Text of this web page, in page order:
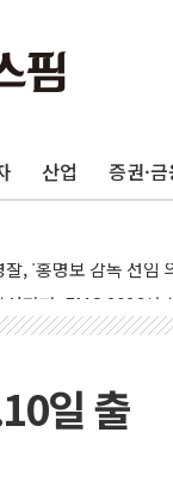
산업 증권·
더본코리아 홍콩반점, '
LGU+, 국내 IDaaS 최
내 최대 400MW 규모
카오, 'AI 수익화' 내년
성전자, FMS 2026서
하우시스 "역대급 폭
토마토시스템 조길주·
징주] 고려아연, 상반
한·체코 항공편 주10
일 출